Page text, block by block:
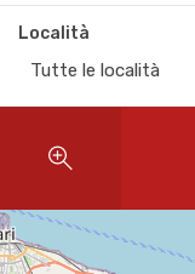
Località
Tutte le località